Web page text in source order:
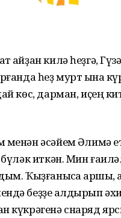
ҡайҙан килә һеҙгә,
һеҙ мурт ҡына
көс, дарман, иҫең
әсәйем Әҡлимә
бүләк иткән. Мин
Ҡыҙғанысҡа ҡаршы,
беҙҙе ҡалдырып
күкрәгенә снаряд